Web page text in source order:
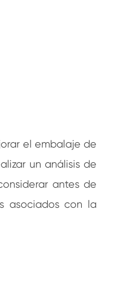
el embalaje de
un análisis de
antes de
asociados con la